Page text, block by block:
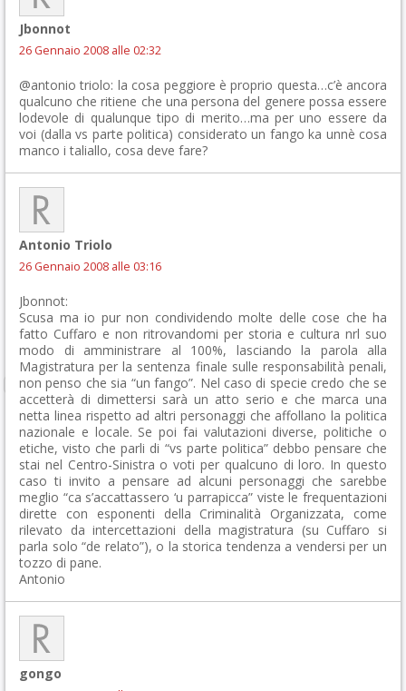
Jbonnot
26 Gennaio 2008 alle 02:32
@antonio triolo: la cosa peggiore è proprio questa…c’è ancora
qualcuno che ritiene che una persona del genere possa essere
lodevole di qualunque tipo di merito…ma per uno essere da
voi (dalla vs parte politica) considerato un fango ka unnè cosa
manco i taliallo, cosa deve fare?
Antonio Triolo
26 Gennaio 2008 alle 03:16
Jbonnot:
Scusa ma io pur non condividendo molte delle cose che ha
fatto Cuffaro e non ritrovandomi per storia e cultura nrl suo
modo di amministrare al 100%, lasciando la parola alla
Magistratura per la sentenza finale sulle responsabilità penali,
non penso che sia “un fango”. Nel caso di specie credo che se
accetterà di dimettersi sarà un atto serio e che marca una
netta linea rispetto ad altri personaggi che affollano la politica
nazionale e locale. Se poi fai valutazioni diverse, politiche o
etiche, visto che parli di “vs parte politica” debbo pensare che
stai nel Centro-Sinistra o voti per qualcuno di loro. In questo
caso ti invito a pensare ad alcuni personaggi che sarebbe
meglio “ca s’accattassero ‘u parrapicca” viste le frequentazioni
dirette con esponenti della Criminalità Organizzata, come
rilevato da intercettazioni della magistratura (su Cuffaro si
parla solo “de relato”), o la storica tendenza a vendersi per un
tozzo di pane.
Antonio
gongo